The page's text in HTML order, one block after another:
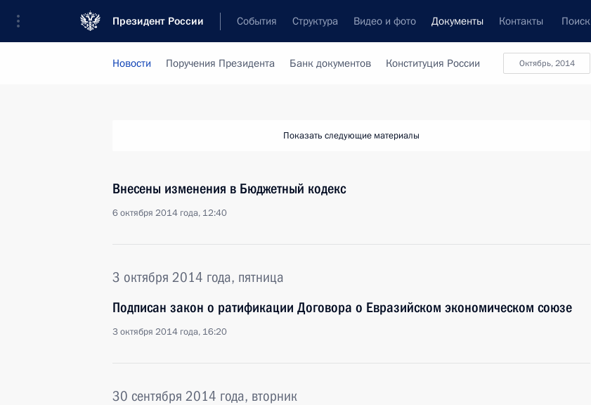
Президент России События Структура Видео и фото Документы Контакты Поиск
октябрь, 2014
Новости Поручения Президента Банк документов Конституция России
Показать следующие материалы
Внесены изменения в Бюджетный кодекс
6 октября 2014 года, 12:40
3 октября 2014 года, пятница
Подписан закон о ратификации Договора о Евразийском экономическом союзе
3 октября 2014 года, 16:20
30 сентября 2014 года, вторник